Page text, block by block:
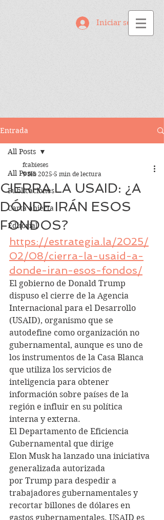
Iniciar sesión
Entrada
All Posts
Publicaciones
Carta abierta
Editorial
All Posts
CIERRA LA USAID: ¿A
DÓNDE IRÁN ESOS
FONDOS?
fcabieses
9 feb 2025 5 min de lectura
https://estrategia.la/2025/
02/08/cierra-la-usaid-a-
donde-iran-esos-fondos/
El gobierno de Donald Trump
dispuso el cierre de la Agencia
Internacional para el Desarrollo
(USAID), organismo que se
autodefine como organización no
gubernamental, aunque es uno de
los instrumentos de la Casa Blanca
que utiliza los servicios de
inteligencia para obtener
información sobre países de la
región e influir en su política
interna y externa.
El Departamento de Eficiencia
Gubernamental que dirige
Elon Musk ha lanzado una iniciativa
generalizada autorizada
por Trump para despedir a
trabajadores gubernamentales y
recortar billones de dólares en
gastos gubernamentales. USAID es